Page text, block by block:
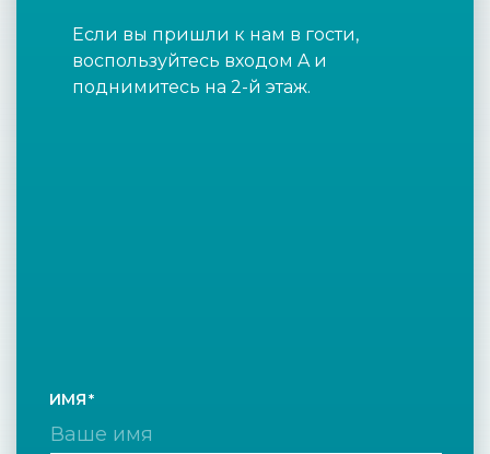
Если вы пришли к нам в гости,
воспользуйтесь входом A и
поднимитесь на 2-й этаж.
ИМЯ